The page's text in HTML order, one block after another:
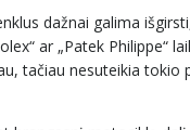
dažnai galima
ar „Patek
tačiau nesuteikia